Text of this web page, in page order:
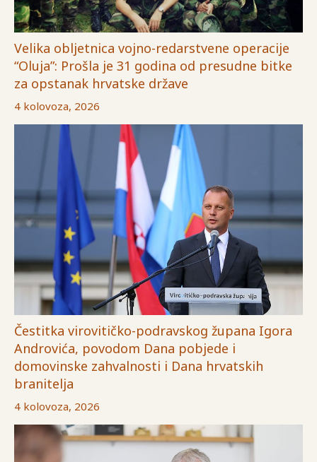
Velika obljetnica vojno-redarstvene operacije
“Oluja”: Prošla je 31 godina od presudne bitke
za opstanak hrvatske države
4 kolovoza, 2026
Čestitka virovitičko-podravskog župana Igora
Androvića, povodom Dana pobjede i
domovinske zahvalnosti i Dana hrvatskih
branitelja
4 kolovoza, 2026